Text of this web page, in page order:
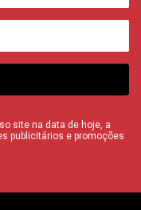
site na data de hoje, a
publicitários e promoções